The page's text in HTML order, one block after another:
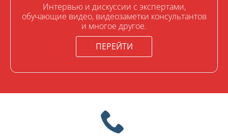
Интервью и дискуссии с экспертами,
обучающие видео, видеозаметки консультантов
и многое другое.
ПЕРЕЙТИ